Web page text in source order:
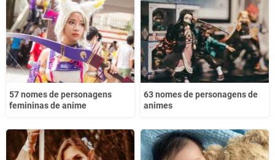
57 nomes de personagens
femininas de anime
63 nomes de personagens de
animes